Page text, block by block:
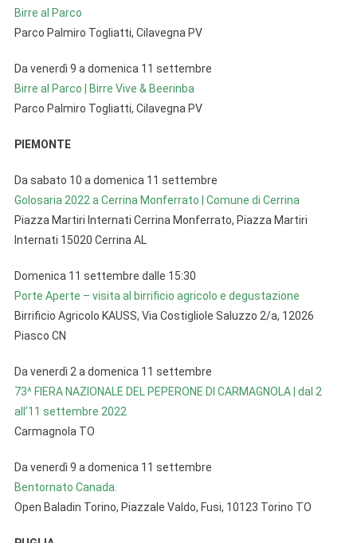
Birre al Parco
Parco Palmiro Togliatti, Cilavegna PV
Da venerdì 9 a domenica 11 settembre
Birre al Parco | Birre Vive & Beerinba
Parco Palmiro Togliatti, Cilavegna PV
PIEMONTE
Da sabato 10 a domenica 11 settembre
Golosaria 2022 a Cerrina Monferrato | Comune di Cerrina
Piazza Martiri Internati Cerrina Monferrato, Piazza Martiri
Internati 15020 Cerrina AL
Domenica 11 settembre dalle 15:30
Porte Aperte – visita al birrificio agricolo e degustazione
Birrificio Agricolo KAUSS, Via Costigliole Saluzzo 2/a, 12026
Piasco CN
Da venerdì 2 a domenica 11 settembre
73^ FIERA NAZIONALE DEL PEPERONE DI CARMAGNOLA | dal 2
all’11 settembre 2022
Carmagnola TO
Da venerdì 9 a domenica 11 settembre
Bentornato Canada.
Open Baladin Torino, Piazzale Valdo, Fusi, 10123 Torino TO